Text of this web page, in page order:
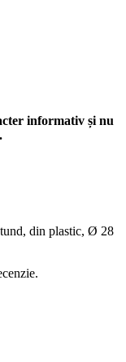
informativ și nu
din plastic, Ø 28